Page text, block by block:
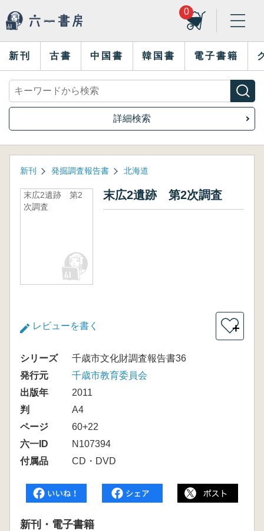
0
新刊 古書 中国書 韓国書 電子書籍
詳細検索
新刊 発掘調査報告書 北海道
末広2遺跡 第2
次調査
末広2遺跡 第2次調査
レビューを書く ＋
シリーズ
千歳市文化財調査報告書36
発行元
千歳市教育委員会
出版年
2011
判
A4
ページ
60+22
六一ID
N107394
付属品
CD・DVD
新刊・電子書籍